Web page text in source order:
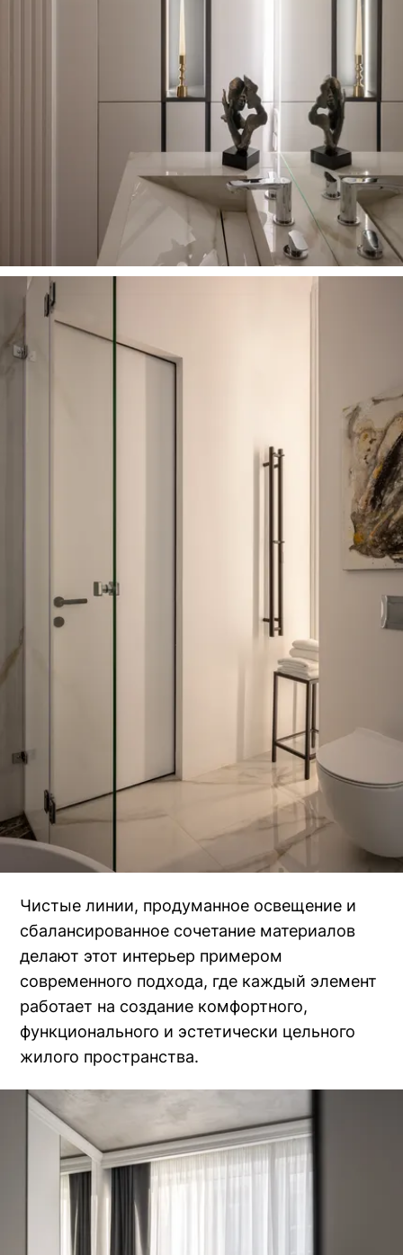
Чистые линии, продуманное освещение и
сбалансированное сочетание материалов
делают этот интерьер примером
современного подхода, где каждый элемент
работает на создание комфортного,
функционального и эстетически цельного
жилого пространства.